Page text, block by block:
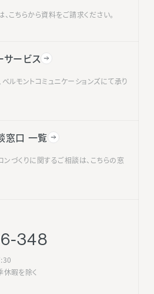
こちらから資料をご請求ください。
サービス
ルモントコミュニケーションズにて承り
窓口 一覧
ンづくりに関するご相談は、こちらの窓
348
暇を除く